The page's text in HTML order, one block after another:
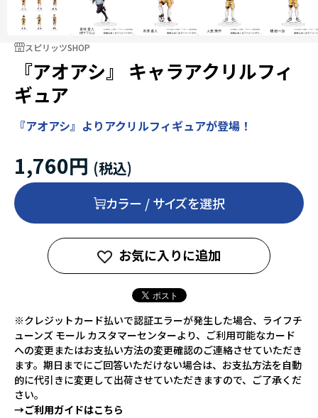
スピリッツSHOP
『アオアシ』 キャラアクリルフィ
ギュア
『アオアシ』よりアクリルフィギュアが登場！
1,760円
カラー / サイズを選択
お気に入りに追加
※クレジットカード払いで認証エラーが発生した場合、ライフチ
ューンズ モール カスタマーセンターより、ご利用可能なカード
への変更またはお支払い方法の変更確認のご連絡させていただき
ます。期日までにご回答いただけない場合は、お支払方法を自動
的に代引きに変更して出荷させていただきますので、ご了承くだ
さい。
→ご利用ガイドはこちら